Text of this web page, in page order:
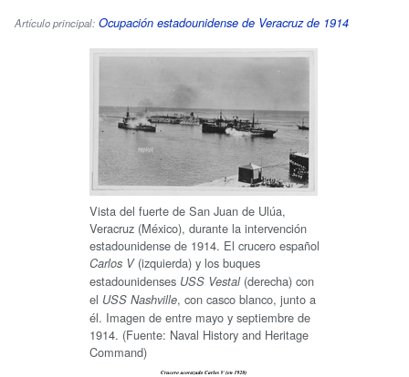
Artículo principal: Ocupación estadounidense de Veracruz de 1914
Vista del fuerte de San Juan de Ulúa,
Veracruz (México), durante la intervención
estadounidense de 1914. El crucero español
Carlos V(izquierda) y los buques
estadounidenses USS Vestal(derecha) con
el USS Nashville, con casco blanco, junto a
él. Imagen de entre mayo y septiembre de
1914. (Fuente: Naval History and Heritage
Command)